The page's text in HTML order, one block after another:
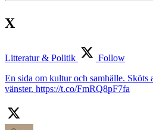
X
Litteratur & Politik
Follow
En sida om kultur och samhälle. Sköts
vänster. https://t.co/FmRQ8pF7fa